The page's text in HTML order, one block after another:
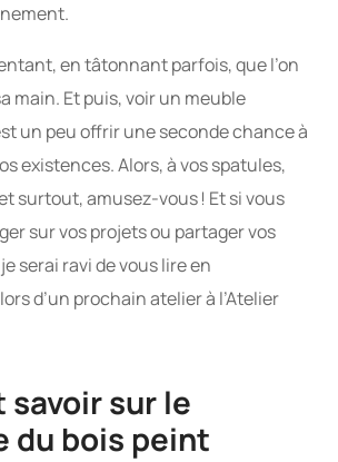
en tâtonnant parfois, que l’on
main. Et puis, voir un meuble
un peu offrir une seconde chance à
existences. Alors, à vos spatules,
surtout, amusez-vous ! Et si vous
sur vos projets ou partager vos
serai ravi de vous lire en
d’un prochain atelier à l’Atelier
savoir sur le
du bois peint